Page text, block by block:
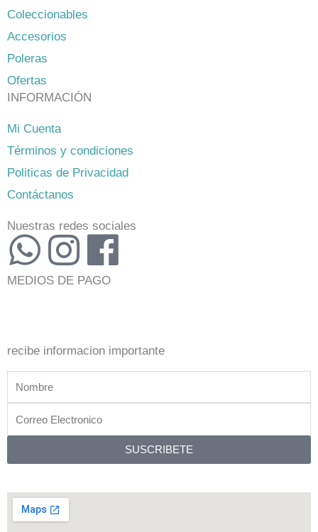
Coleccionables
Accesorios
Poleras
Ofertas
INFORMACIÓN
Mi Cuenta
Términos y condiciones
Politicas de Privacidad
Contáctanos
Nuestras redes sociales
W
h
t
s
a
p
p
I
n
t
g
r
a
F
a
e
o
o
k
MEDIOS DE PAGO
recibe informacion importante
Nombre
Correo
Electronico
SUSCRIBETE